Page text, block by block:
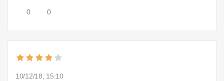
0 0
10/12/18, 15:10